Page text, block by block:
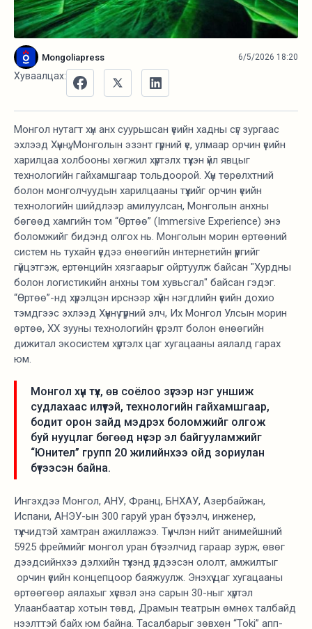
Mongoliapress 6/5/2026 18:20
Хуваалцах:
Монгол нутагт хүн анх суурьшсан үеийн хадны сүг зургаас
эхлээд Хүннү, Монголын эзэнт гүрний үе, улмаар орчин үеийн
харилцаа холбооны хөгжил хүртэлх түүхэн үйл явцыг
технологийн гайхамшгаар тольдоорой. Хүн төрөлхтний
болон монголчуудын харилцааны түүхийг орчин үеийн
технологийн шийдлээр амилуулсан, Монголын анхны
бөгөөд хамгийн том “Өртөө” (Immersive Experience) энэ
боломжийг бидэнд олгох нь. Монголын морин өртөөний
систем нь тухайн үедээ өнөөгийн интернетийн үүргийг
гүйцэтгэж, ертөнцийн хязгаарыг ойртуулж байсан "Хурдны
болон логистикийн анхны том хувьсгал" байсан гэдэг.
“Өртөө”-нд хүрэлцэн ирснээр хүйн нэгдлийн үеийн дохио
тэмдгээс эхлээд Хүннү гүрний элч, Их Монгол Улсын морин
өртөө, XX зууны технологийн үсрэлт болон өнөөгийн
дижитал экосистем хүртэлх цаг хугацааны аялалд гарах
юм.
Монгол хүн түүх, өв соёлоо зүгээр нэг уншиж
судлахаас илүүтэй, технологийн гайхамшгаар,
бодит орон зайд мэдрэх боломжийг олгож
буй нууцлаг бөгөөд нүсэр эл байгууламжийг
“Юнител” групп 20 жилийнхээ ойд зориулан
бүтээсэн байна.
Ингэхдээ Монгол, АНУ, Франц, БНХАУ, Азербайжан,
Испани, АНЭУ-ын 300 гаруй уран бүтээлч, инженер,
түүхчидтэй хамтран ажиллажээ. Түүнчлэн нийт анимейшний
5925 фреймийг монгол уран бүтээлчид гараар зурж, өвөг
дээдсийнхээ дэлхийн түүхэнд үлдээсэн ололт, амжилтыг
орчин үеийн концепцоор баяжуулж. Энэхүү цаг хугацааны
өртөөгөөр аялахыг хүсвэл энэ сарын 30-ныг хүртэл
Улаанбаатар хотын төвд, Драмын театрын өмнөх талбайд
нээлттэй байх юм байна. Тасалбарыг зөвхөн “Toki” апп-